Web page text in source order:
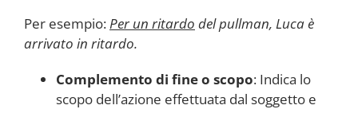
Per esempio:Per un ritardo del pullman, Luca è
arrivato in ritardo.
Complemento di fine o scopo: Indica lo
scopo dell’azione effettuata dal soggetto e